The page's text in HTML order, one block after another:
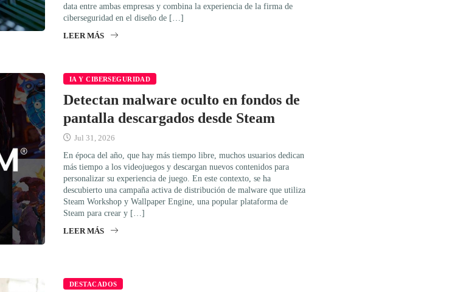
data entre ambas empresas y combina la experiencia de la firma de
ciberseguridad en el diseño de […]
LEER MÁS
IA Y CIBERSEGURIDAD
Detectan malware oculto en fondos de
pantalla descargados desde Steam
Jul 31, 2026
En época del año, que hay más tiempo libre, muchos usuarios dedican
más tiempo a los videojuegos y descargan nuevos contenidos para
personalizar su experiencia de juego. En este contexto, se ha
descubierto una campaña activa de distribución de malware que utiliza
Steam Workshop y Wallpaper Engine, una popular plataforma de
Steam para crear y […]
LEER MÁS
DESTACADOS